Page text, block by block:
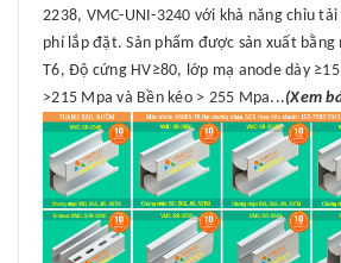
2238, VMC-UNI-3240 với khả năng chỉu
phí lắp đặt. Sản phẩm được sản xuất bằng
T6, Độ cứng HV≥80, lớp mạ anode dày
>215 Mpa và Bền kéo > 255 Mpa...(Xem